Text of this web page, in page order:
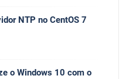
NTP no CentOS 7
o Windows 10 com o